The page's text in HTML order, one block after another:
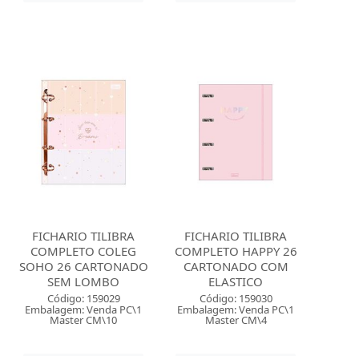
FICHARIO TILIBRA
COMPLETO COLEG
SOHO 26 CARTONADO
SEM LOMBO
Código: 159029
Embalagem: Venda PC\1
Master CM\10
FICHARIO TILIBRA
COMPLETO HAPPY 26
CARTONADO COM
ELASTICO
Código: 159030
Embalagem: Venda PC\1
Master CM\4